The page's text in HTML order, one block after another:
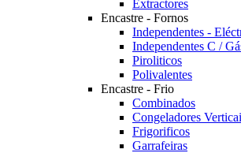
Extractores
Encastre - Fornos
Independentes -
Independentes C /
Piroliticos
Polivalentes
Encastre - Frio
Combinados
Congeladores
Frigorificos
Garrafeiras